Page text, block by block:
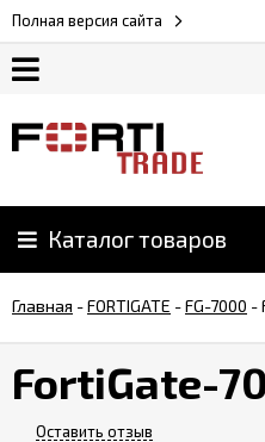
Полная версия сайта
Доставка
Каталог товаров
Главная -FORTIGATE -FG-7000 -
FortiGate-
Оставить отзыв